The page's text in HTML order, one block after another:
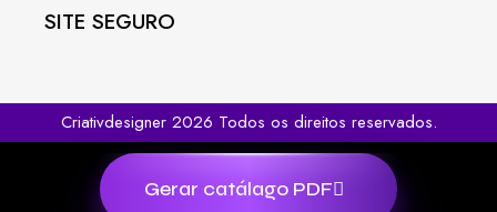
SITE SEGURO
Criativdesigner 2026 Todos os direitos reservados.
Gerar catálago PDF